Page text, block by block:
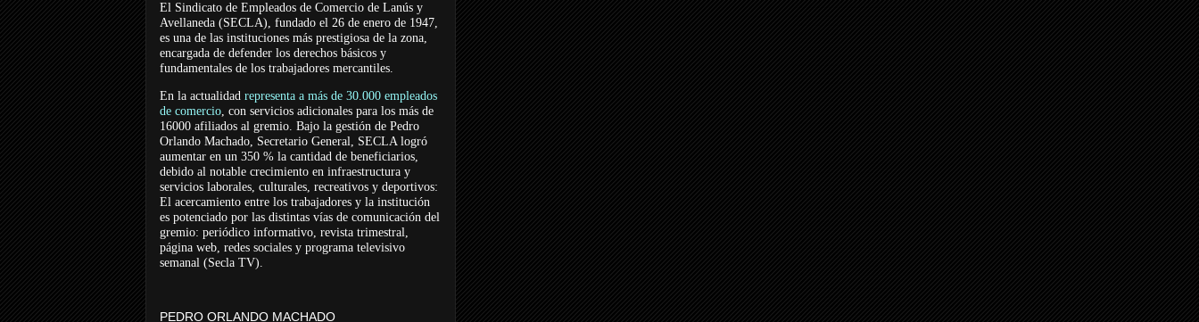
El Sindicato de Empleados de Comercio de Lanús y
Avellaneda (SECLA), fundado el 26 de enero de 1947,
es una de las instituciones más prestigiosa de la zona,
encargada de defender los derechos básicos y
fundamentales de los trabajadores mercantiles.
En la actualidad representa a más de 30.000 empleados
de comercio, con servicios adicionales para los más de
16000 afiliados al gremio. Bajo la gestión de Pedro
Orlando Machado, Secretario General, SECLA logró
aumentar en un 350 % la cantidad de beneficiarios,
debido al notable crecimiento en infraestructura y
servicios laborales, culturales, recreativos y deportivos:
El acercamiento entre los trabajadores y la institución
es potenciado por las distintas vías de comunicación del
gremio: periódico informativo, revista trimestral,
página web, redes sociales y programa televisivo
semanal (Secla TV).
PEDRO ORLANDO MACHADO